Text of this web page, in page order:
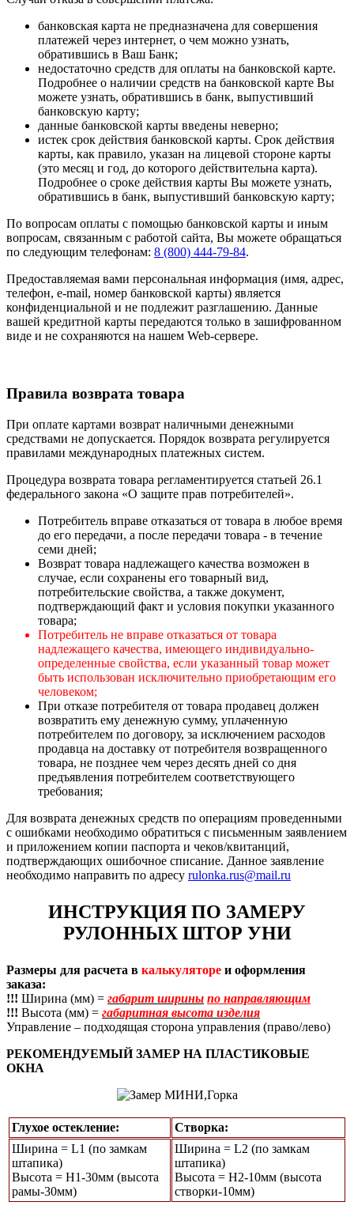
банковская карта не предназначена для совершения
платежей через интернет, о чем можно узнать,
обратившись в Ваш Банк;
недостаточно средств для оплаты на банковской карте.
Подробнее о наличии средств на банковской карте Вы
можете узнать, обратившись в банк, выпустивший
банковскую карту;
данные банковской карты введены неверно;
истек срок действия банковской карты. Срок действия
карты, как правило, указан на лицевой стороне карты
(это месяц и год, до которого действительна карта).
Подробнее о сроке действия карты Вы можете узнать,
обратившись в банк, выпустивший банковскую карту;
По вопросам оплаты с помощью банковской карты и иным
вопросам, связанным с работой сайта, Вы можете обращаться
по следующим телефонам: 8 (800) 444-79-84.
Предоставляемая вами персональная информация (имя, адрес,
телефон, e-mail, номер банковской карты) является
конфиденциальной и не подлежит разглашению. Данные
вашей кредитной карты передаются только в зашифрованном
виде и не сохраняются на нашем Web-сервере.
Правила возврата товара
При оплате картами возврат наличными денежными
средствами не допускается. Порядок возврата регулируется
правилами международных платежных систем.
Процедура возврата товара регламентируется статьей 26.1
федерального закона «О защите прав потребителей».
Потребитель вправе отказаться от товара в любое время
до его передачи, а после передачи товара - в течение
семи дней;
Возврат товара надлежащего качества возможен в
случае, если сохранены его товарный вид,
потребительские свойства, а также документ,
подтверждающий факт и условия покупки указанного
товара;
Потребитель не вправе отказаться от товара
надлежащего качества, имеющего индивидуально-
определенные свойства, если указанный товар может
быть использован исключительно приобретающим его
человеком;
При отказе потребителя от товара продавец должен
возвратить ему денежную сумму, уплаченную
потребителем по договору, за исключением расходов
продавца на доставку от потребителя возвращенного
товара, не позднее чем через десять дней со дня
предъявления потребителем соответствующего
требования;
Для возврата денежных средств по операциям проведенными
с ошибками необходимо обратиться с письменным заявлением
и приложением копии паспорта и чеков/квитанций,
подтверждающих ошибочное списание. Данное заявление
необходимо направить по адресу rulonka.rus@mail.ru
ИНСТРУКЦИЯ ПО ЗАМЕРУ
РУЛОННЫХ ШТОР УНИ
Размеры для расчета в калькуляторе и оформления
заказа:
!!! Ширина (мм) = габарит ширины по направляющим
!!! Высота (мм) = габаритная высота изделия
Управление – подходящая сторона управления (право/лево)
РЕКОМЕНДУЕМЫЙ ЗАМЕР НА ПЛАСТИКОВЫЕ
ОКНА
Глухое остекление:
Створка:
Ширина = L1 (по замкам
штапика)
Высота = Н1-30мм (высота
рамы-30мм)
Ширина = L2 (по замкам
штапика)
Высота = H2-10мм (высота
створки-10мм)